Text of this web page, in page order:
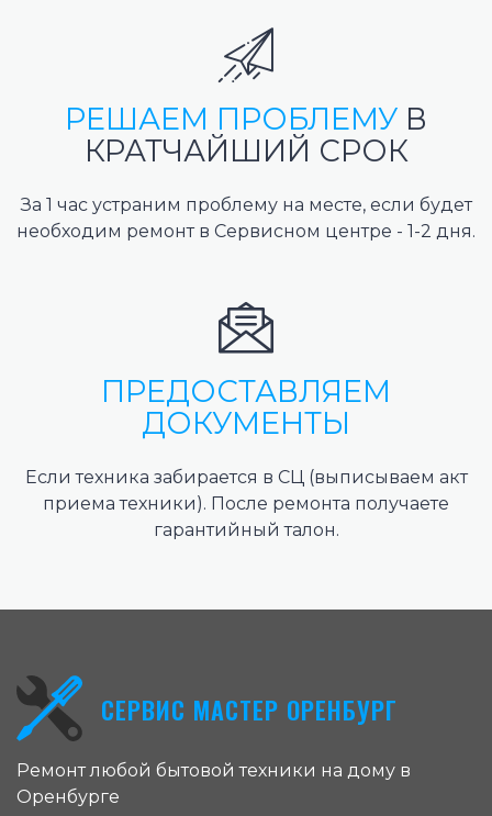
РЕШАЕМ ПРОБЛЕМУ В
КРАТЧАЙШИЙ СРОК
За 1 час устраним проблему на месте, если будет
необходим ремонт в Сервисном центре - 1-2 дня.
ПРЕДОСТАВЛЯЕМ
ДОКУМЕНТЫ
Если техника забирается в СЦ (выписываем акт
приема техники). После ремонта получаете
гарантийный талон.
СЕРВИС МАСТЕР ОРЕНБУРГ
Ремонт любой бытовой техники на дому в
Оренбурге